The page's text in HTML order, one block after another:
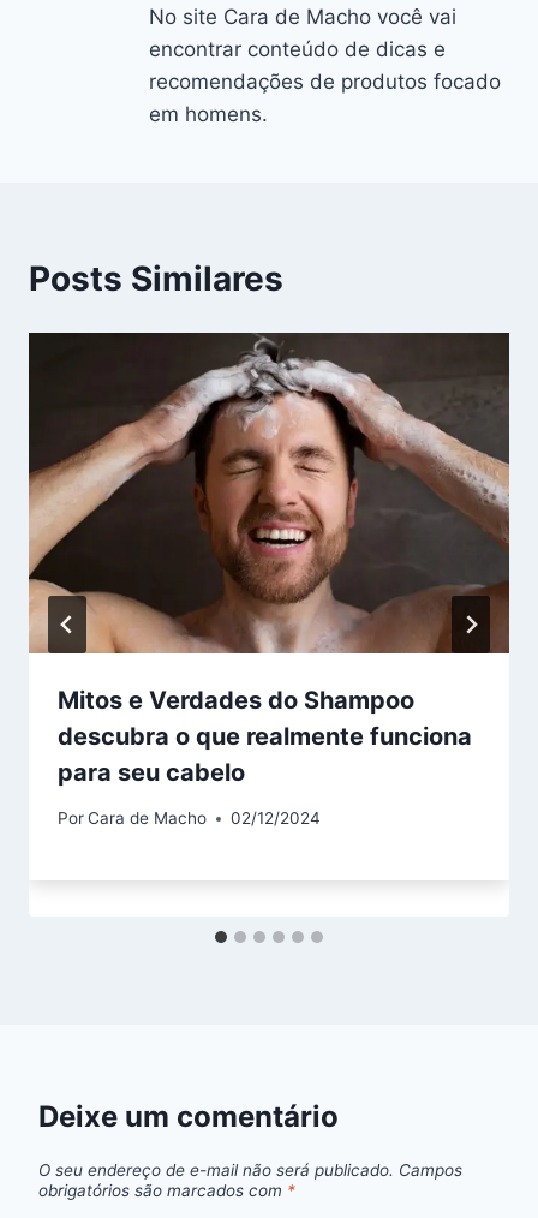
No site Cara de Macho você vai
encontrar conteúdo de dicas e
recomendações de produtos focado
em homens.
Posts Similares
Mitos e Verdades do Shampoo
descubra o que realmente funciona
para seu cabelo
PorCara de Macho 02/12/2024
Deixe um comentário
O seu endereço de e-mail não será publicado. Campos
obrigatórios são marcados com *